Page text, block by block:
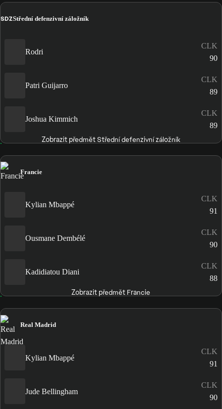
SDZStřední defenzivní záložník
Rodri
CLK
90
Patri Guijarro
CLK
89
Joshua Kimmich
CLK
89
Zobrazit předmět Střední defenzivní záložník
Francie
Kylian Mbappé
CLK
91
Ousmane Dembélé
CLK
90
Kadidiatou Diani
CLK
88
Zobrazit předmět Francie
Real Madrid
Kylian Mbappé
CLK
91
Jude Bellingham
CLK
90